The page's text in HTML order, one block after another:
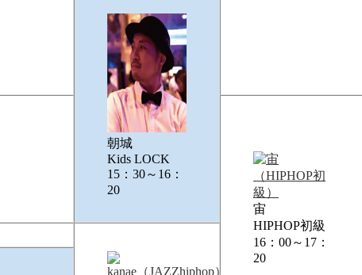
朝城
Kids LOCK
15：30～16：
20
宙
HIPHOP初級
16：00～17：
20